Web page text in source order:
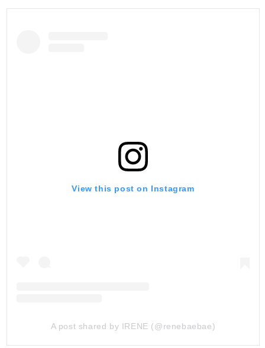
View this post on Instagram
A post shared by IRENE (@renebaebae)